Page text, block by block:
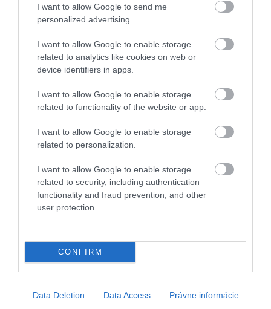
I want to allow Google to send me
personalized advertising.
I want to allow Google to enable storage
related to analytics like cookies on web or
device identifiers in apps.
I want to allow Google to enable storage
related to functionality of the website or app.
I want to allow Google to enable storage
related to personalization.
I want to allow Google to enable storage
related to security, including authentication
functionality and fraud prevention, and other
user protection.
CONFIRM
Data Deletion Data Access Právne informácie
druhom mieste vďaka svojmu živému kultúrnemu
životu a prostrediu, ktoré je priateľské k digitálnym
nomádom.Milánoje v centre pozornosti v súvislosti
postavením módnej metropoly.
Glasgowláka